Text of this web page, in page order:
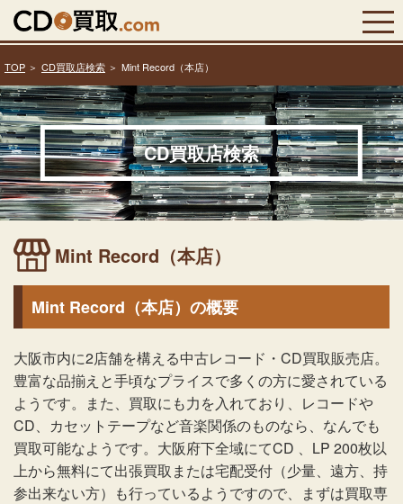
TOP CD買取店検索 Mint Record（本店）
CD買取店検索
Mint Record（本店）
Mint Record（本店）の概要
大阪市内に2店舗を構える中古レコード・CD買取販売店。
豊富な品揃えと手頃なプライスで多くの方に愛されている
ようです。また、買取にも力を入れており、レコードや
CD、カセットテープなど音楽関係のものなら、なんでも
買取可能なようです。大阪府下全域にてCD 、LP 200枚以
上から無料にて出張買取または宅配受付（少量、遠方、持
参出来ない方）も行っているようですので、まずは買取専